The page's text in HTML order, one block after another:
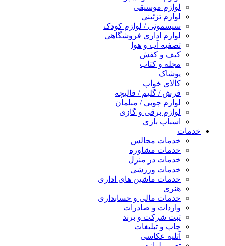
لوازم موسیقی
لوازم تزئینی
سیسمونی / لوازم کودک
لوازم اداری فروشگاهی
تصفیه آب و هوا
کیف و کفش
مجله و کتاب
پوشاک
کالای خواب
فرش / گلیم / قالیچه
لوازم چوبی / مبلمان
لوازم برقی و گازی
اسباب بازی
خدمات
خدمات مجالس
خدمات مشاوره
خدمات در منزل
خدمات ورزشی
خدمات ماشین های اداری
هنری
خدمات مالی و حسابداری
واردات و صادرات
ثبت شرکت و برند
چاپ و تبلیغات
آتلیه عکاسی